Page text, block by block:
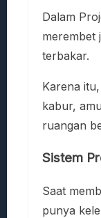
Dalam
merembet
terbakar.
Karena
kabur,
ruangan
Sistem
Saat
punya